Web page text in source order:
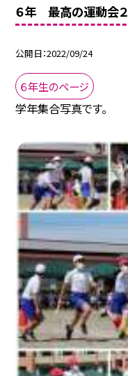
６年 最高の運動会２
公開日 2022/09/24
６年生のページ
学年集合写真です。